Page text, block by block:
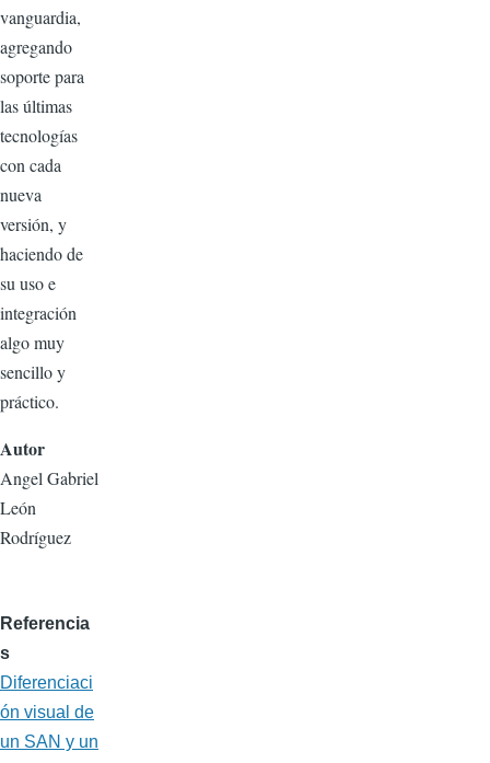
vanguardia,
agregando
soporte para
las últimas
tecnologías
con cada
nueva
versión, y
haciendo de
su uso e
integración
algo muy
sencillo y
práctico.
Autor
Angel Gabriel
León
Rodríguez
Referencia
s
Diferenciaci
ón visual de
un SAN y un